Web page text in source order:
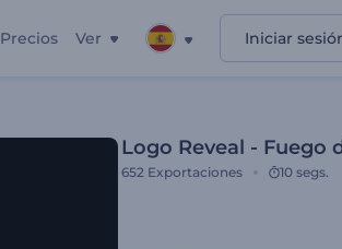
Precios Ver Iniciar
Logo Reveal - Fuego
652 Exportaciones 10 segs.